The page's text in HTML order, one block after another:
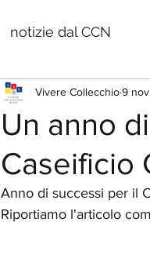
notizie dal CCN
Un anno
Caseificio
Vivere Collecchio9
Anno di successi per il
Riportiamo l'articolo